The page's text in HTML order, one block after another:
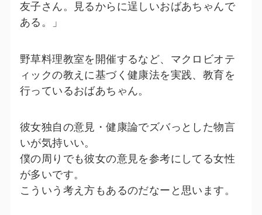
友子さん。見るからに逞しいおばあちゃんで
ある。」
野草料理教室を開催するなど、マクロビオテ
ィックの教えに基づく健康法を実践、教育を
行っているおばあちゃん。
彼女独自の意見・健康論でズバっとした物言
いが気持いい。
僕の周りでも彼女の意見を参考にしてる女性
が多いです。
こういう考え方もあるのだなーと思います。